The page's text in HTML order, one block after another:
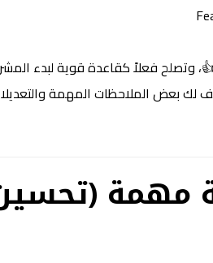
وتصلح فعلاً كقاعدة قوية لبدء
لك بعض الملاحظات المهمة
مهمة